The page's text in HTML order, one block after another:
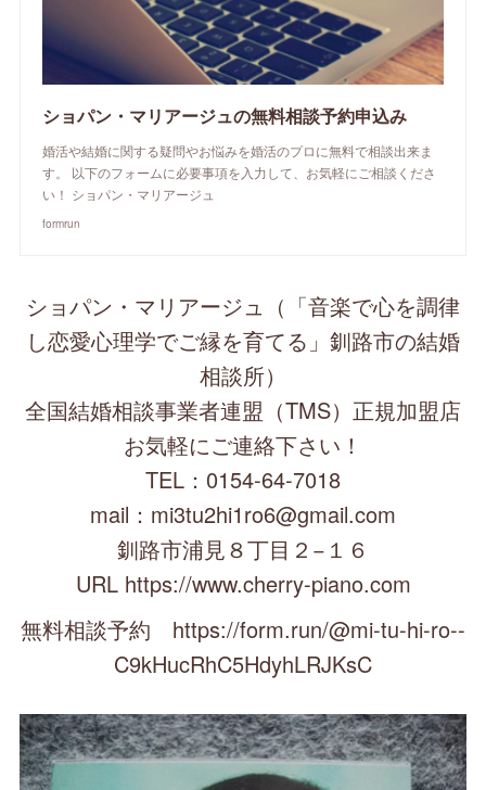
ショパン・マリアージュの無料相談予約申込み
婚活や結婚に関する疑問やお悩みを婚活のプロに無料で相談出来ま
す。 以下のフォームに必要事項を入力して、お気軽にご相談くださ
い！ ショパン・マリアージュ
formrun
ショパン・マリアージュ（「音楽で心を調律
し恋愛心理学でご縁を育てる」釧路市の結婚
相談所）
全国結婚相談事業者連盟（TMS）正規加盟店
お気軽にご連絡下さい！
TEL：0154-64-7018
mail：mi3tu2hi1ro6@gmail.com
釧路市浦見８丁目２−１６
URL https://www.cherry-piano.com
無料相談予約 https://form.run/@mi-tu-hi-ro--
C9kHucRhC5HdyhLRJKsC